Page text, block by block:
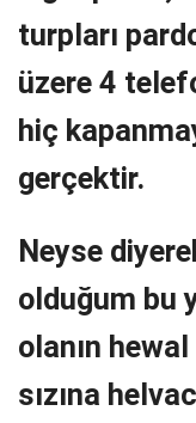
turpları
üzere 4
hiç
gerçektir.
Neyse
olduğum bu
olanın
sızına